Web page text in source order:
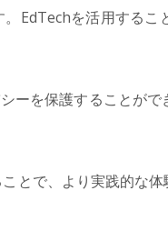
EdTechを活用する
ーを保護することが
とで、より実践的な